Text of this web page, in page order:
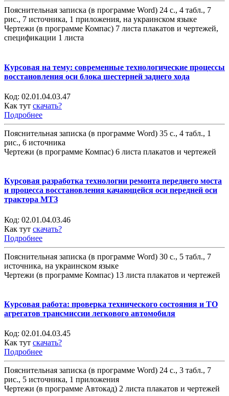
Пояснительная записка (в программе Word) 24 с., 4 табл., 7
рис., 7 источника, 1 приложения, на украинском языке
Чертежи (в программе Компас) 7 листа плакатов и чертежей,
спецификации 1 листа
Курсовая на тему: современные технологические процессы
восстановления оси блока шестерней заднего хода
Код: 02.01.04.03.47
Как тут скачать?
Подробнее
Пояснительная записка (в программе Word) 35 с., 4 табл., 1
рис., 6 источника
Чертежи (в программе Компас) 6 листа плакатов и чертежей
Курсовая разработка технологии ремонта переднего моста
и процесса восстановления качающейся оси передней оси
трактора МТЗ
Код: 02.01.04.03.46
Как тут скачать?
Подробнее
Пояснительная записка (в программе Word) 30 с., 5 табл., 7
источника, на украинском языке
Чертежи (в программе Компас) 13 листа плакатов и чертежей
Курсовая работа: проверка технического состояния и ТО
агрегатов трансмиссии легкового автомобиля
Код: 02.01.04.03.45
Как тут скачать?
Подробнее
Пояснительная записка (в программе Word) 24 с., 3 табл., 7
рис., 5 источника, 1 приложения
Чертежи (в программе Автокад) 2 листа плакатов и чертежей